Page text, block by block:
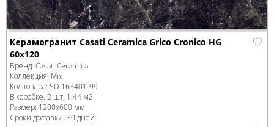
Керамогранит Casati Ceramica Grico Cronico HG
60x120
Бренд: Casati Ceramica
Коллекция: Mix
Код товара: SD-163401-99
В коробке: 2 шт, 1.44 м2
Размер: 1200x600 мм
Сроки доставки: 30 дней